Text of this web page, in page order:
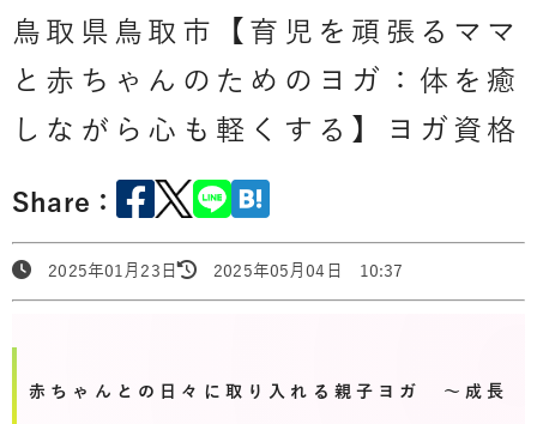
鳥取県鳥取市【育児を頑張るママ
と赤ちゃんのためのヨガ：体を癒
しながら心も軽くする】ヨガ資格
Share：
2025年01月23日 2025年05月04日 10:37
赤ちゃんとの日々に取り入れる親子ヨガ ～成長